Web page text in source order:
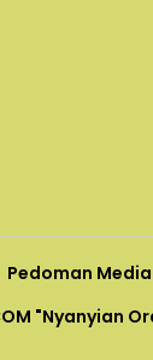
Pedoman
"Nyanyian